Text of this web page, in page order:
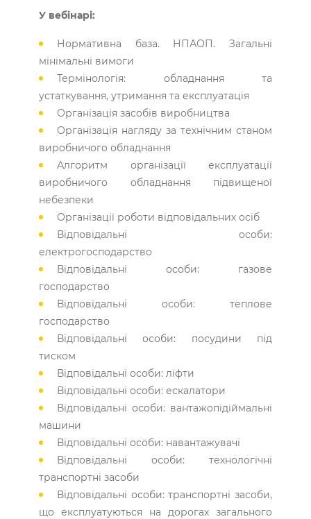
У вебінарі:
Нормативна база. НПАОП. Загальні
мінімальні вимоги
Термінологія: обладнання та
устаткування, утримання та експлуатація
Організація засобів виробництва
Організація нагляду за технічним станом
виробничого обладнання
Алгоритм організації експлуатації
виробничого обладнання підвищеної
небезпеки
Організації роботи відповідальних осіб
Відповідальні особи:
електрогосподарство
Відповідальні особи: газове
господарство
Відповідальні особи: теплове
господарство
Відповідальні особи: посудини під
тиском
Відповідальні особи: ліфти
Відповідальні особи: ескалатори
Відповідальні особи: вантажопідіймальні
машини
Відповідальні особи: навантажувачі
Відповідальні особи: технологічні
транспортні засоби
Відповідальні особи: транспортні засоби,
що експлуатуються на дорогах загального